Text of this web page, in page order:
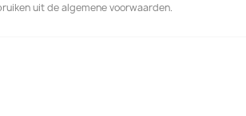
uit de algemene voorwaarden.